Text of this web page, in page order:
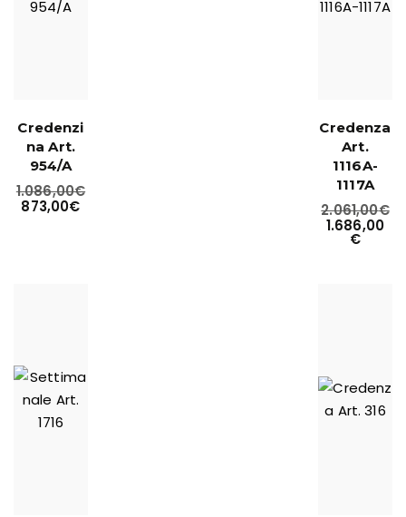
Credenzi
na Art.
954/A
1.086,00€
873,00€
Credenza
Art.
1116A-
1117A
2.061,00€
1.686,00
€